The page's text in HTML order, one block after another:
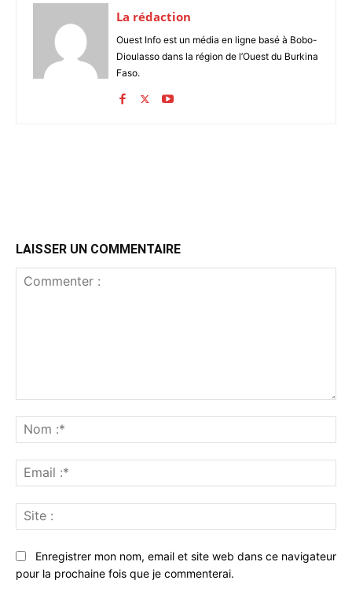
La rédaction
Ouest Info est un média en ligne basé à Bobo-
Dioulasso dans la région de l’Ouest du Burkina
Faso.
LAISSER UN COMMENTAIRE
:*
:*
:
Enregistrer mon nom, email et site web dans ce navigateur
pour la prochaine fois que je commenterai.